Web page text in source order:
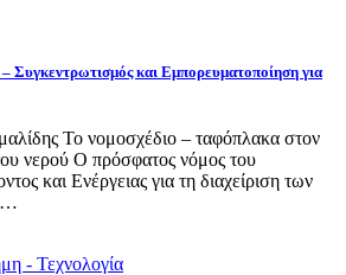
Συγκεντρωτισμός και Εμπορευματοποίηση για
Το νομοσχέδιο – ταφόπλακα στον
νερού Ο πρόσφατος νόμος του
και Ενέργειας για τη διαχείριση των
- Τεχνολογία